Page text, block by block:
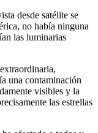
desde satélite se
no había ninguna
las luminarias
una contaminación
visibles y la
las estrellas